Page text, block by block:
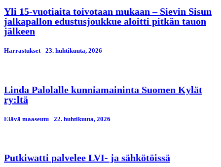
Yli 15-vuotiaita toivotaan mukaan – Sievin Sisun
jalkapallon edustusjoukkue aloitti pitkän tauon
jälkeen
Harrastukset 23. huhtikuuta, 2026
Linda Palolalle kunniamaininta Suomen Kylät
ry:ltä
Elävä maaseutu 22. huhtikuuta, 2026
Putkiwatti palvelee LVI- ja sähkötöissä